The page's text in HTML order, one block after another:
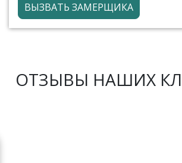
ВЫЗВАТЬ ЗАМЕРЩИКА
ОТЗЫВЫ НАШИХ